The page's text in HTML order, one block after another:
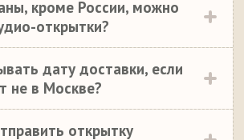
кроме России, можно
открытки?
дату доставки, если
не в Москве?
открытку